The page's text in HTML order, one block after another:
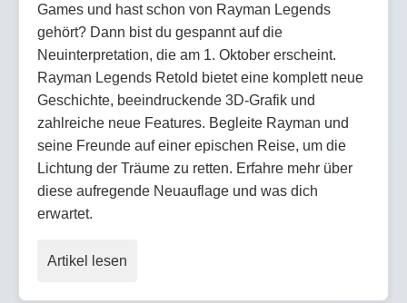
Games und hast schon von Rayman Legends
gehört? Dann bist du gespannt auf die
Neuinterpretation, die am 1. Oktober erscheint.
Rayman Legends Retold bietet eine komplett neue
Geschichte, beeindruckende 3D-Grafik und
zahlreiche neue Features. Begleite Rayman und
seine Freunde auf einer epischen Reise, um die
Lichtung der Träume zu retten. Erfahre mehr über
diese aufregende Neuauflage und was dich
erwartet.
Artikel lesen